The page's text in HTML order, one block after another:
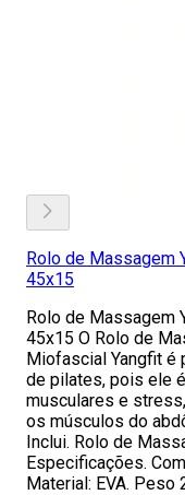
Rolo de Massagem
45x15
Rolo de Massagem
45x15 O Rolo de
Miofascial Yangfit
de pilates, pois ele
musculares e
os músculos do
Inclui. Rolo de
Especificações.
Material: EVA. Peso